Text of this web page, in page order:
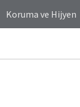
Koruma ve Hijyen